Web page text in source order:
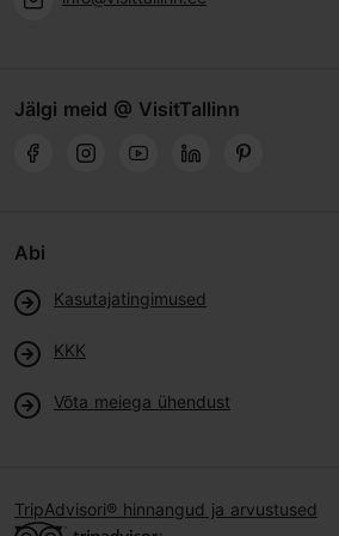
Jälgi meid @ VisitTallinn
Abi
Kasutajatingimused
KKK
Võta meiega ühendust
TripAdvisori® hinnangud ja arvustused